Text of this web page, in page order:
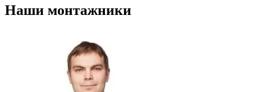
Наши монтажники